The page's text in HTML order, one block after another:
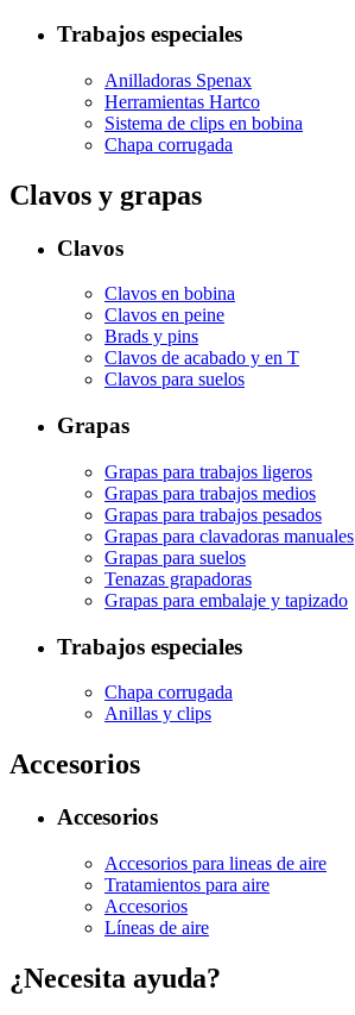
Trabajos especiales
Anilladoras Spenax
Herramientas Hartco
Sistema de clips en bobina
Chapa corrugada
Clavos y grapas
Clavos
Clavos en bobina
Clavos en peine
Brads y pins
Clavos de acabado y en T
Clavos para suelos
Grapas
Grapas para trabajos ligeros
Grapas para trabajos medios
Grapas para trabajos pesados
Grapas para clavadoras manuales
Grapas para suelos
Tenazas grapadoras
Grapas para embalaje y tapizado
Trabajos especiales
Chapa corrugada
Anillas y clips
Accesorios
Accesorios
Accesorios para lineas de aire
Tratamientos para aire
Accesorios
Líneas de aire
¿Necesita ayuda?